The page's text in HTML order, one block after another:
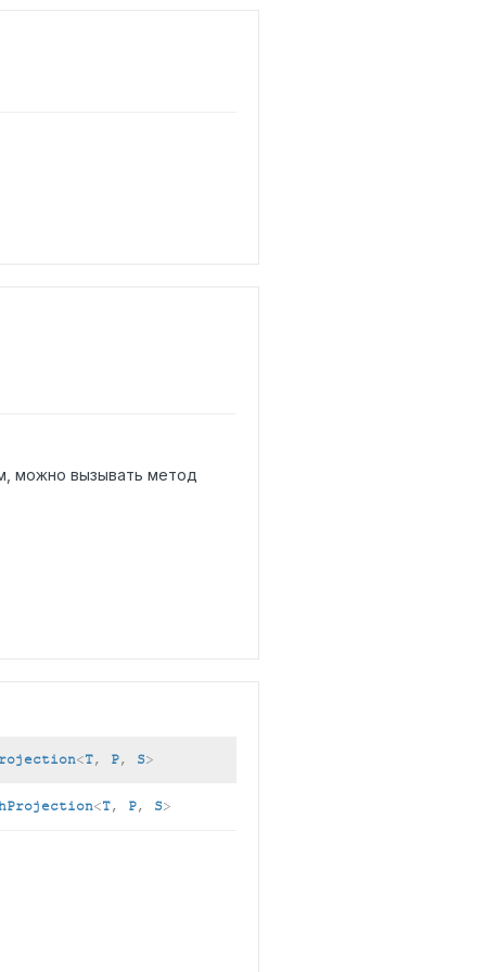
можно вызывать метод
<T, P, S>
<T, P, S>